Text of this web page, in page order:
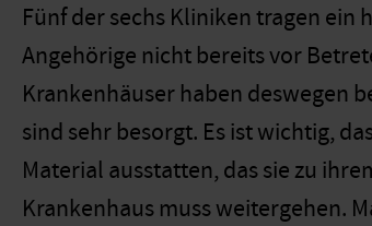
Fünf der sechs Kliniken tragen
Angehörige nicht bereits vor
Krankenhäuser haben deswegen
sind sehr besorgt. Es ist wichtig,
Material ausstatten, das sie zu
Krankenhaus muss weitergehen.